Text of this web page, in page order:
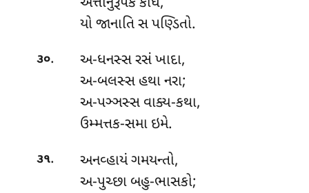
યો જાનાતિ સ પણ્ડિતો.
૩૦.
અ-ધનસ્સ રસં ખાદા,
અ-બલસ્સ હથા નરા;
અ-પઞ્ઞસ્સ વાક્ય-કથા,
ઉમ્મત્તક-સમા ઇમે.
૩૧.
અનવ્હાયં ગમયન્તો,
અ-પુચ્છા બહુ-ભાસકો;